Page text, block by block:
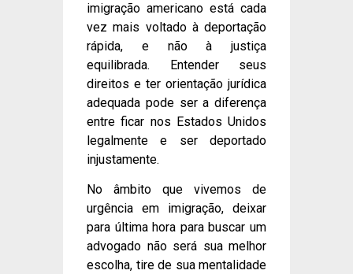
imigração americano está cada
vez mais voltado à deportação
rápida, e não à justiça
equilibrada. Entender seus
direitos e ter orientação jurídica
adequada pode ser a diferença
entre ficar nos Estados Unidos
legalmente e ser deportado
injustamente.
No âmbito que vivemos de
urgência em imigração, deixar
para última hora para buscar um
advogado não será sua melhor
escolha, tire de sua mentalidade